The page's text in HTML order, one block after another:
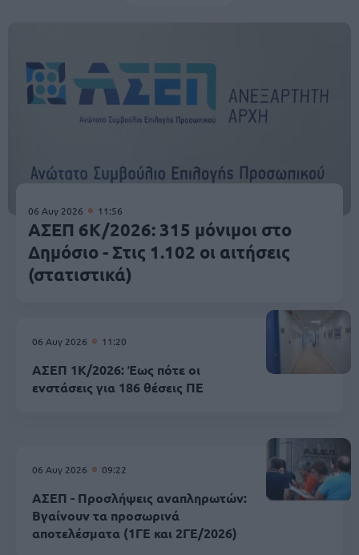
06 Αυγ 2026 11:56
ΑΣΕΠ 6Κ/2026: 315 μόνιμοι στο
Δημόσιο - Στις 1.102 οι αιτήσεις
(στατιστικά)
06 Αυγ 2026 11:20
ΑΣΕΠ 1Κ/2026: Έως πότε οι
ενστάσεις για 186 θέσεις ΠΕ
06 Αυγ 2026 09:22
ΑΣΕΠ - Προσλήψεις αναπληρωτών:
Βγαίνουν τα προσωρινά
αποτελέσματα (1ΓΕ και 2ΓΕ/2026)